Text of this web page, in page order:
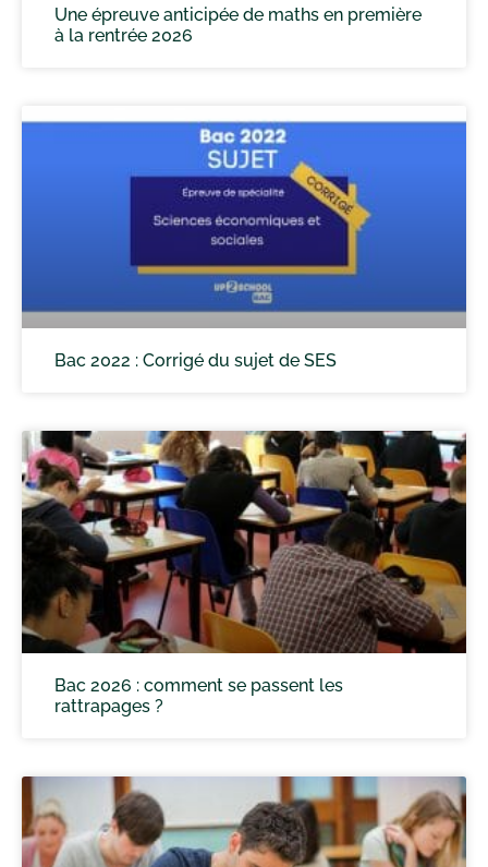
Une épreuve anticipée de maths en première
à la rentrée 2026
Bac 2022 : Corrigé du sujet de SES
Bac 2026 : comment se passent les
rattrapages ?